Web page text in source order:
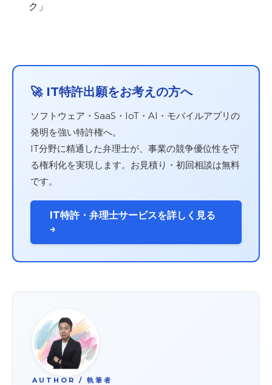
ク」
🚀 IT特許出願をお考えの方へ
ソフトウェア・SaaS・IoT・AI・モバイルアプリの
発明を強い特許権へ。
IT分野に精通した弁理士が、事業の競争優位性を守
る権利化を実現します。お見積り・初回相談は無料
です。
IT特許・弁理士サービスを詳しく見る
→
AUTHOR / 執筆者